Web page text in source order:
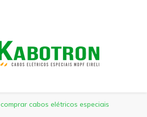
comprar cabos elétricos especiais